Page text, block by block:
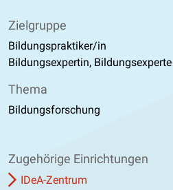
Zielgruppe
Bildungspraktiker/in
Bildungsexpertin, Bildungsexperte
Thema
Bildungsforschung
Zugehörige Einrichtungen
IDeA-Zentrum